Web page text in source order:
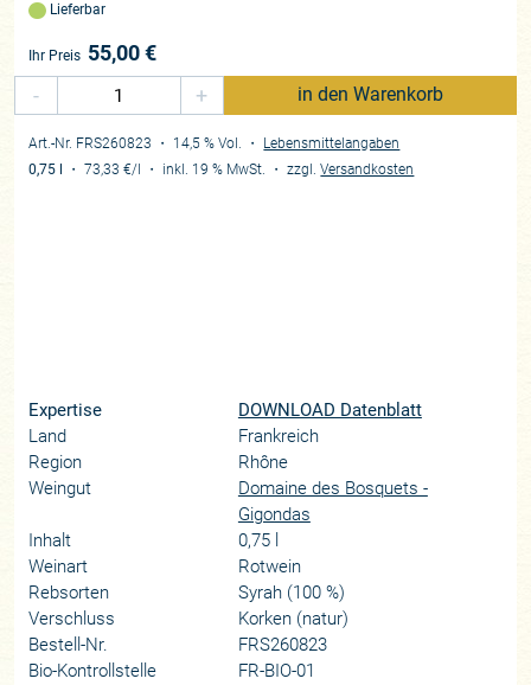
Lieferbar
Ihr Preis 55,00€
-
+ in den Warenkorb
Art.-Nr. FRS260823 ・ 14,5 % Vol. ・ Lebensmittelangaben
0,75 l
・73,33 €/l ・ inkl. 19 % MwSt. ・zzgl.Versandkosten
Expertise
DOWNLOAD Datenblatt
Land
Frankreich
Region
Rhône
Weingut
Domaine des Bosquets -
Gigondas
Inhalt
0,75 l
Weinart
Rotwein
Rebsorten
Syrah (100 %)
Verschluss
Korken (natur)
Bestell-Nr.
FRS260823
Bio-Kontrollstelle
FR-BIO-01